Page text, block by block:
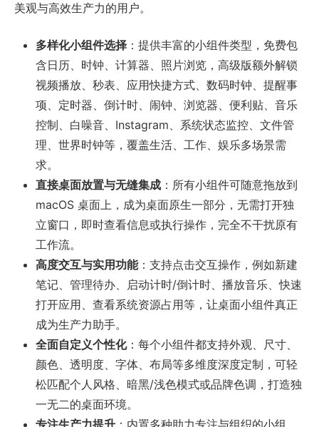
美观与高效生产力的用户。
多样化小组件选择 ：提供丰富的小组件类型，免费包
含日历、时钟、计算器、照片浏览，高级版额外解锁
视频播放、秒表、应用快捷方式、数码时钟、提醒事
项、定时器、倒计时、闹钟、浏览器、便利贴、音乐
控制、白噪音、Instagram、系统状态监控、文件管
理、世界时钟等，覆盖生活、工作、娱乐多场景需
求。
直接桌面放置与无缝集成 ：所有小组件可随意拖放到
macOS 桌面上，成为桌面原生一部分，无需打开独
立窗口，即时查看信息或执行操作，完全不干扰原有
工作流。
高度交互与实用功能：支持点击交互操作，例如新建
笔记、管理待办、启动计时/倒计时、播放音乐、快速
打开应用、查看系统资源占用等，让桌面小组件真正
成为生产力助手。
全面自定义个性化：每个小组件都支持外观、尺寸、
颜色、透明度、字体、布局等多维度深度定制，可轻
松匹配个人风格、暗黑/浅色模式或品牌色调，打造独
一无二的桌面环境。